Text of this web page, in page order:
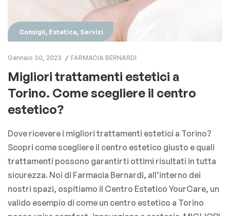
Consigli, Estetica, Servizi
Gennaio 30, 2023 FARMACIA BERNARDI
Migliori trattamenti estetici a
Torino. Come scegliere il centro
estetico?
Dove ricevere i migliori trattamenti estetici a Torino?
Scopri come scegliere il centro estetico giusto e quali
trattamenti possono garantirti ottimi risultati in tutta
sicurezza. Noi di Farmacia Bernardi, all’interno dei
nostri spazi, ospitiamo il Centro Estetico YourCare, un
valido esempio di come un centro estetico a Torino